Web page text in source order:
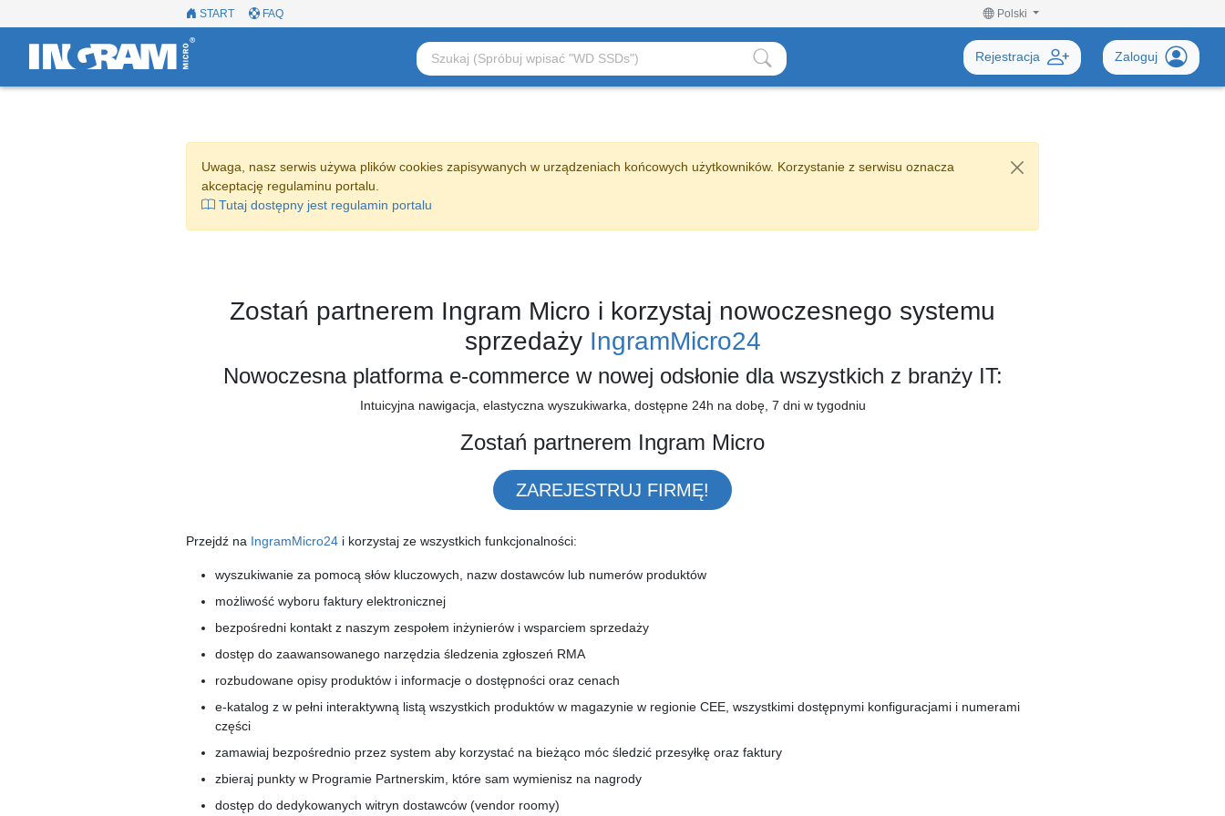
START FAQ Polski
Rejestracja Zaloguj
Uwaga, nasz serwis używa plików cookies zapisywanych w urządzeniach końcowych użytkowników. Korzystanie z serwisu oznacza
akceptację regulaminu portalu.
Tutaj dostępny jest regulamin portalu
Zostań partnerem Ingram Micro i korzystaj nowoczesnego systemu
sprzedaży IngramMicro24
Nowoczesna platforma e-commerce w nowej odsłonie dla wszystkich z branży IT:
Intuicyjna nawigacja, elastyczna wyszukiwarka, dostępne 24h na dobę, 7 dni w tygodniu
Zostań partnerem Ingram Micro
ZAREJESTRUJ FIRMĘ!
Przejdź na IngramMicro24 i korzystaj ze wszystkich funkcjonalności:
wyszukiwanie za pomocą słów kluczowych, nazw dostawców lub numerów produktów
możliwość wyboru faktury elektronicznej
bezpośredni kontakt z naszym zespołem inżynierów i wsparciem sprzedaży
dostęp do zaawansowanego narzędzia śledzenia zgłoszeń RMA
rozbudowane opisy produktów i informacje o dostępności oraz cenach
e-katalog z w pełni interaktywną listą wszystkich produktów w magazynie w regionie CEE, wszystkimi dostępnymi konfiguracjami i numerami
części
zamawiaj bezpośrednio przez system aby korzystać na bieżąco móc śledzić przesyłkę oraz faktury
zbieraj punkty w Programie Partnerskim, które sam wymienisz na nagrody
dostęp do dedykowanych witryn dostawców (vendor roomy)